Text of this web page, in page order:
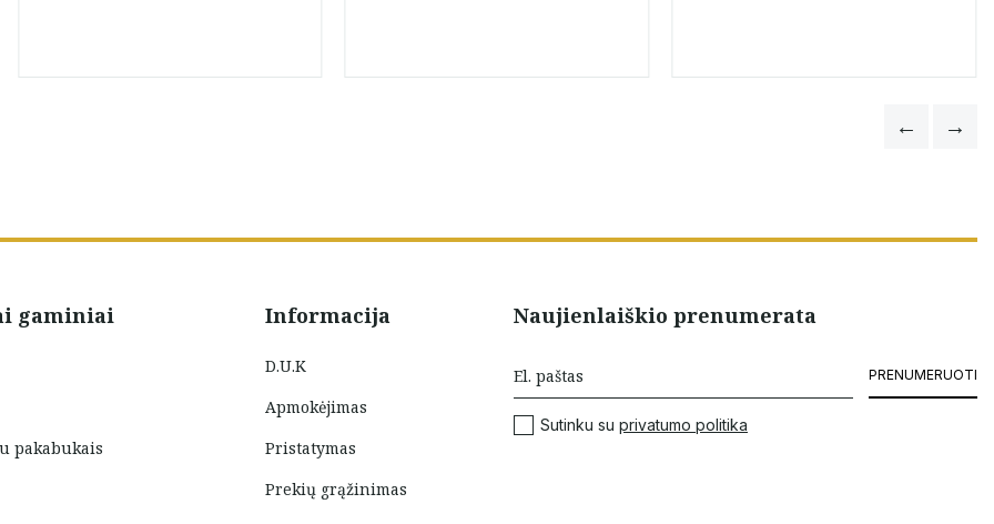
gaminiai
pakabukais
Informacija
D.U.K
Apmokėjimas
Pristatymas
Prekių grąžinimas
Naujienlaiškio prenumerata
PRENUMERUOTI
Sutinku su privatumo politika